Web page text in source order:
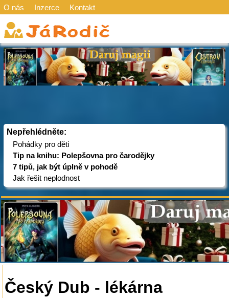
O nás Inzerce Kontakt
Nepřehlédněte:
Pohádky pro děti
Tip na knihu: Polepšovna pro čarodějky
7 tipů, jak být úplně v pohodě
Jak řešit neplodnost
Český Dub - lékárna